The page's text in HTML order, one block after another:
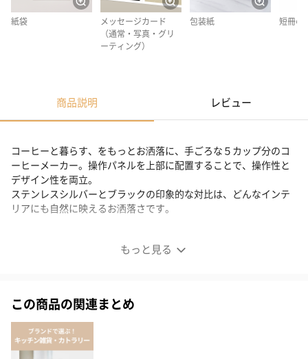
紙袋
メッセージカード
（通常・写真・グリ
ーティング）
包装紙 短冊の
商品説明 レビュー
もっと見る
コーヒーと暮らす、をもっとお洒落に、手ごろな５カップ分のコ
ーヒーメーカー。操作パネルを上部に配置することで、操作性と
デザイン性を両立。
ステンレスシルバーとブラックの印象的な対比は、どんなインテ
リアにも自然に映えるお洒落さです。
機能性とデザイン性を兼ね備えたコーヒーメーカー
この商品の関連まとめ